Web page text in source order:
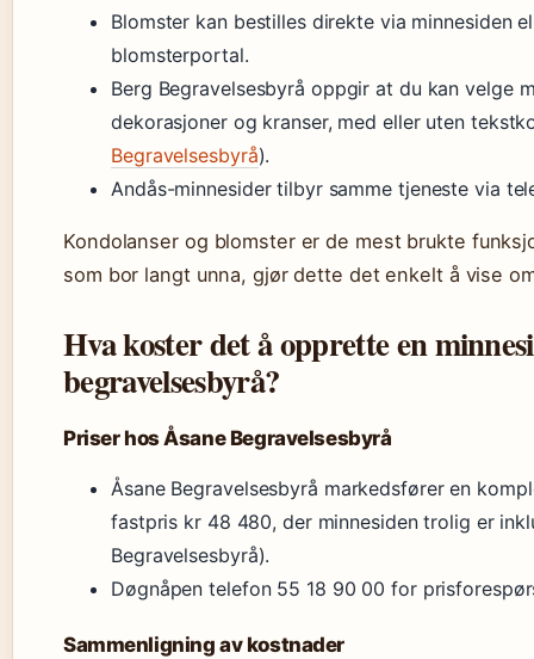
Blomster kan bestilles direkte via minnesiden
blomsterportal.
Berg Begravelsesbyrå oppgir at du kan velge
dekorasjoner og kranser, med eller uten
Begravelsesbyrå).
Andås-minnesider tilbyr samme tjeneste via
Kondolanser og blomster er de mest brukte
som bor langt unna, gjør dette det enkelt å vise
Hva koster det å opprette en
begravelsesbyrå?
Priser hos Åsane Begravelsesbyrå
Åsane Begravelsesbyrå markedsfører en
fastpris kr 48 480, der minnesiden trolig er
Begravelsesbyrå).
Døgnåpen telefon 55 18 90 00 for
Sammenligning av kostnader